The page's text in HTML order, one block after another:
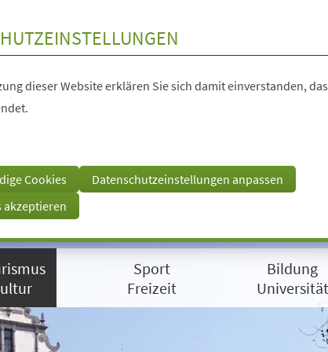
dieser Website erklären Sie sich damit einverstanden,
Cookies
Datenschutzeinstellungen anpassen
akzeptieren
Sport
Freizeit
Bildung
Universität